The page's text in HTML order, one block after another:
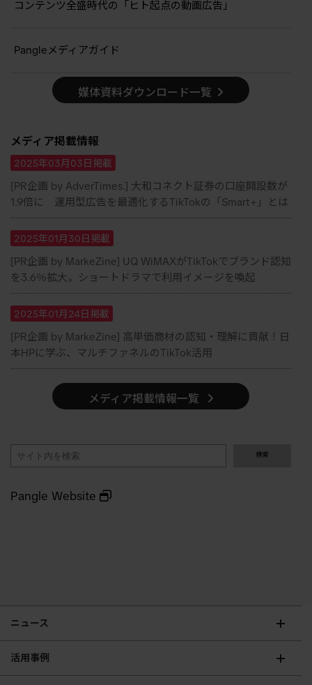
コンテンツ全盛時代の「ヒト起点の動画広告」
Pangleメディアガイド
媒体資料ダウンロード一覧
メディア掲載情報
2025年03月03日掲載
[PR企画 by AdverTimes.] 大和コネクト証券の口座開設数が
1.9倍に 運用型広告を最適化するTikTokの「Smart+」とは
2025年01月30日掲載
[PR企画 by MarkeZine] UQ WiMAXがTikTokでブランド認知
を3.6％拡大。ショートドラマで利用イメージを喚起
2025年01月24日掲載
[PR企画 by MarkeZine] 高単価商材の認知・理解に貢献！日
本HPに学ぶ、マルチファネルのTikTok活用
メディア掲載情報一覧
検索
Pangle Website
ニュース
活用事例